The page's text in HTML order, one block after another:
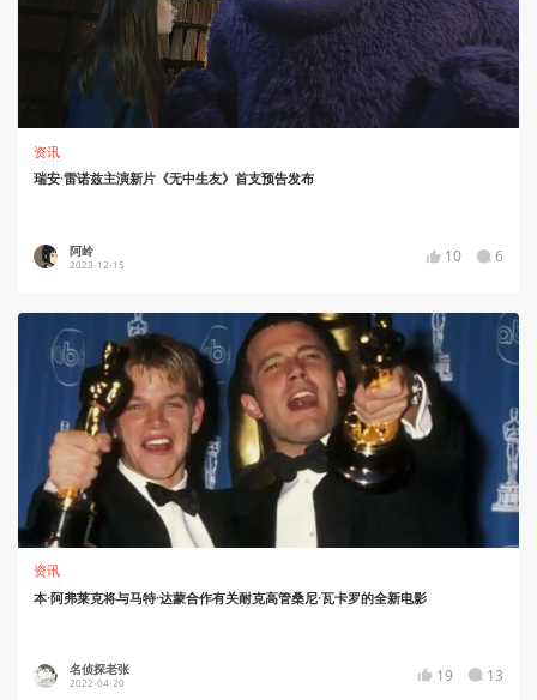
资讯
瑞安·雷诺兹主演新片《无中生友》首支预告发布
阿岭
2023-12-15 10 6
资讯
本·阿弗莱克将与马特·达蒙合作有关耐克高管桑尼·瓦卡罗的全新电影
名侦探老张
2022-04-20 19 13